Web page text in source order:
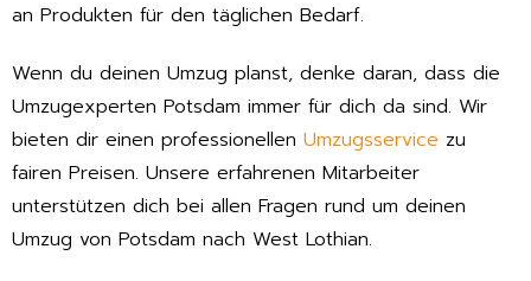
an Produkten für den täglichen Bedarf.
Wenn du deinen Umzug planst, denke daran, dass die
Umzugexperten Potsdam immer für dich da sind. Wir
bieten dir einen professionellen Umzugsservice zu
fairen Preisen. Unsere erfahrenen Mitarbeiter
unterstützen dich bei allen Fragen rund um deinen
Umzug von Potsdam nach West Lothian.